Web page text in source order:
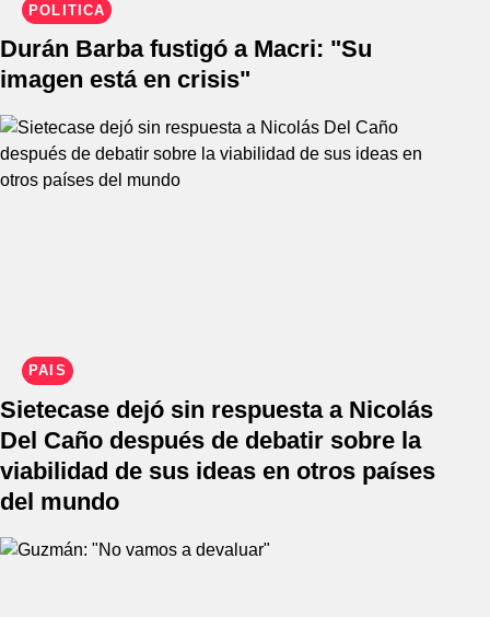
POLÍTICA
Durán Barba fustigó a Macri: "Su
imagen está en crisis"
PAÍS
Sietecase dejó sin respuesta a Nicolás
Del Caño después de debatir sobre la
viabilidad de sus ideas en otros países
del mundo